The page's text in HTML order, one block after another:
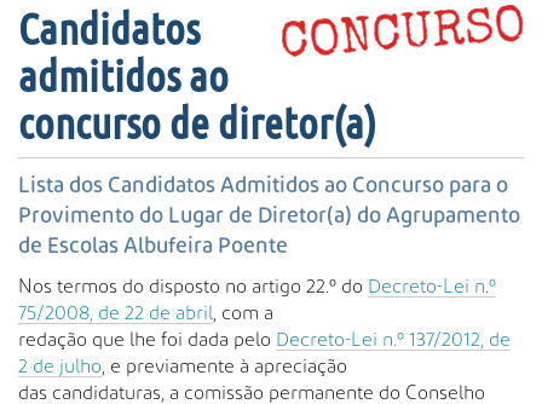
i
a
v
a
n
ç
a
a
…
Candidatos
admitidos ao
concurso de diretor(a)
Lista dos Candidatos Admitidos ao Concurso para o
Provimento do Lugar de Diretor(a) do Agrupamento
de Escolas Albufeira Poente
Nos termos do disposto no artigo 22.º do Decreto-Lei n.º
75/2008, de 22 de abril , com a
redação que lhe foi dada pelo Decreto-Lei n.º 137/2012, de
2 de julho , e previamente à apreciação
das candidaturas, a comissão permanente do Conselho